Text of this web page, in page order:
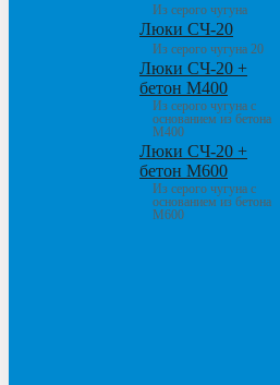
Из серого чугуна
Люки СЧ-20
Из серого чугуна 20
Люки СЧ-20 +
бетон М400
Из серого чугуна с
основанием из бетона
М400
Люки СЧ-20 +
бетон М600
Из серого чугуна с
основанием из бетона
М600